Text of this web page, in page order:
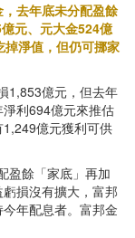
去年底未分配盈餘
元、元大金524億
淨值，但仍可挪家
1,853億元，但去年
利694億元來推估
億元獲利可供
盈餘「家底」再加
損沒有擴大，富邦
年配息者。富邦金